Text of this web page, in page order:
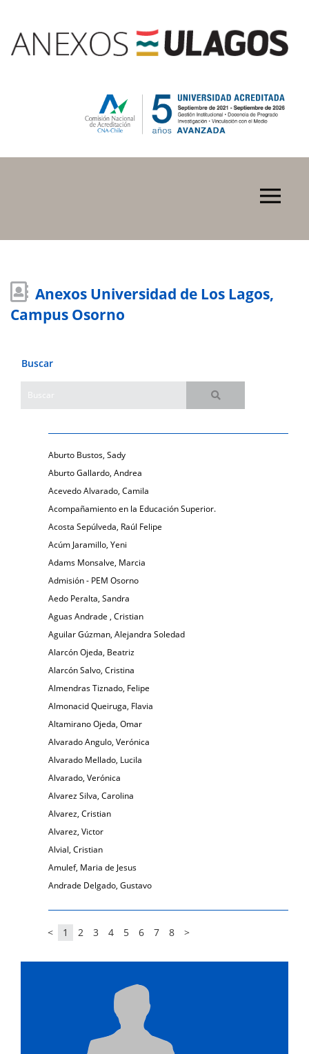
Anexos Universidad de Los Lagos,
Campus Osorno
Buscar
Aburto Bustos, Sady
Aburto Gallardo, Andrea
Acevedo Alvarado, Camila
Acompañamiento en la Educación Superior.
Acosta Sepúlveda, Raúl Felipe
Acúm Jaramillo, Yeni
Adams Monsalve, Marcia
Admisión - PEM Osorno
Aedo Peralta, Sandra
Aguas Andrade , Cristian
Aguilar Gúzman, Alejandra Soledad
Alarcón Ojeda, Beatriz
Alarcón Salvo, Cristina
Almendras Tiznado, Felipe
Almonacid Queiruga, Flavia
Altamirano Ojeda, Omar
Alvarado Angulo, Verónica
Alvarado Mellado, Lucila
Alvarado, Verónica
Alvarez Silva, Carolina
Alvarez, Cristian
Alvarez, Victor
Alvial, Cristian
Amulef, Maria de Jesus
Andrade Delgado, Gustavo
< 1 2 3 4 5 6 7 8 >